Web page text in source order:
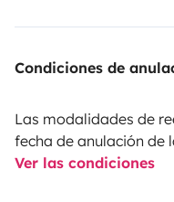
Condiciones de
Las modalidades de
fecha de anulación de
Ver las condiciones